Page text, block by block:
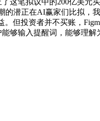
笔拟议中的200亿美元
潜正在AI赢家们比拟
但投资者并不买账，
输入提醒词，能够理解